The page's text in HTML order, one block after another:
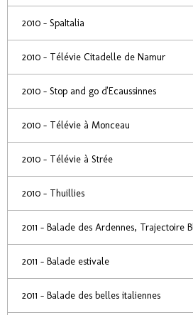
2010 - SpaItalia
2010 - Télévie Citadelle de Namur
2010 - Stop and go d'Ecaussinnes
2010 - Télévie à Monceau
2010 - Télévie à Strée
2010 - Thuillies
2011 - Balade des Ardennes, Trajectoire
2011 - Balade estivale
2011 - Balade des belles italiennes